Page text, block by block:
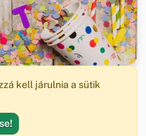
kell járulnia a sütik